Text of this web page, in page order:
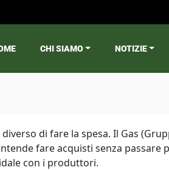
menu
CHI SIAMO NOTIZIE
di fare la spesa. Il Gas
fare acquisti senza
con i produttori.